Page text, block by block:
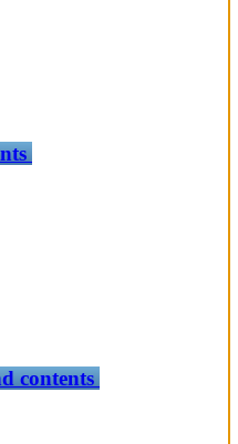
contents